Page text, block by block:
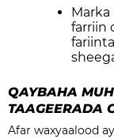
farriin
QAYBAHA
TAAGEERADA
Afar waxyaalood